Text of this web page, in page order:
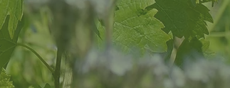
mit Rebstier - unserem
und den Weinbau in die